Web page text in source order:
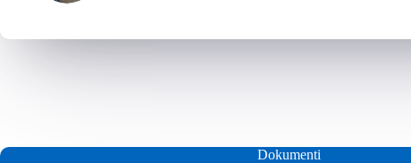
Dokumenti